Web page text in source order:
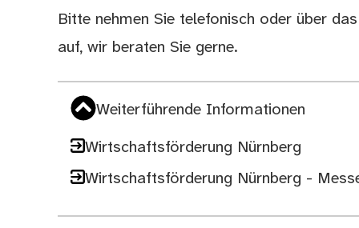
Bitte nehmen Sie telefonisch oder über
auf, wir beraten Sie gerne.
Weiterführende Informationen
Wirtschaftsförderung Nürnberg
Wirtschaftsförderung Nürnberg -